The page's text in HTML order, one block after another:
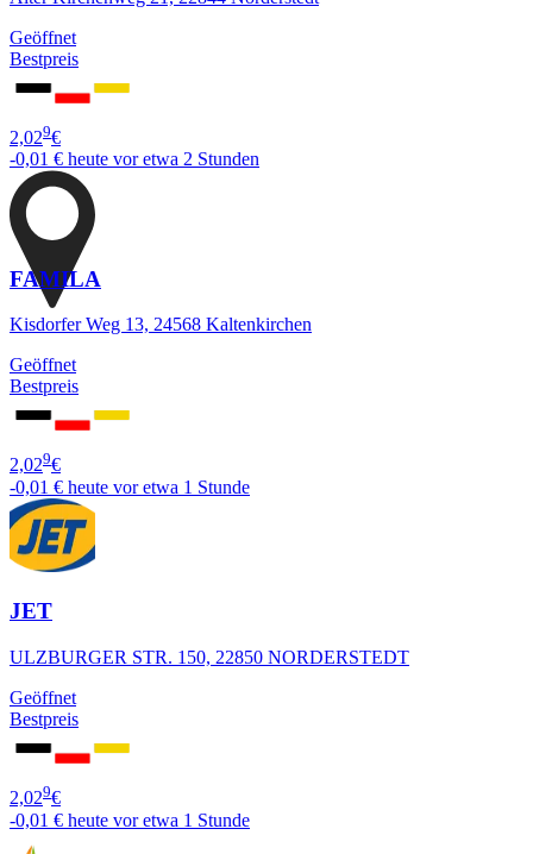
Geöffnet
Bestpreis
2,029€
-0,01 € heute vor etwa 2 Stunden
FAMILA
Kisdorfer Weg 13, 24568 Kaltenkirchen
Geöffnet
Bestpreis
2,029€
-0,01 € heute vor etwa 1 Stunde
JET
ULZBURGER STR. 150, 22850 NORDERSTEDT
Geöffnet
Bestpreis
2,029€
-0,01 € heute vor etwa 1 Stunde